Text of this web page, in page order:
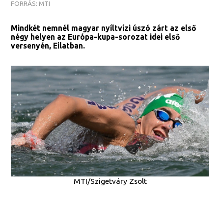
FORRÁS: MTI
Mindkét nemnél magyar nyíltvízi úszó zárt az első
négy helyen az Európa-kupa-sorozat idei első
versenyén, Eilatban.
MTI/Szigetváry Zsolt